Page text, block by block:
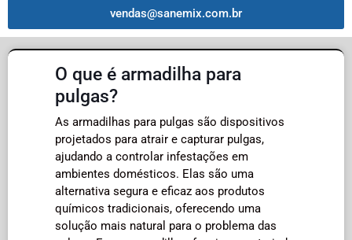
vendas@sanemix.com.br
O que é armadilha para
pulgas?
As armadilhas para pulgas são dispositivos
projetados para atrair e capturar pulgas,
ajudando a controlar infestações em
ambientes domésticos. Elas são uma
alternativa segura e eficaz aos produtos
químicos tradicionais, oferecendo uma
solução mais natural para o problema das